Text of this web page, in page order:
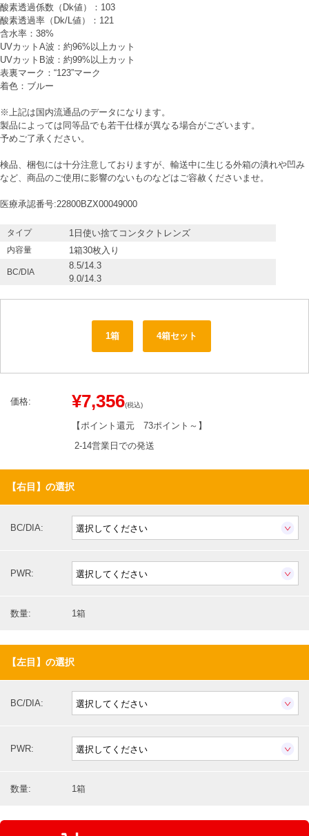
酸素透過係数（Dk値）：103
酸素透過率（Dk/L値）：121
含水率：38%
UVカットA波：約96%以上カット
UVカットB波：約99%以上カット
表裏マーク：“123”マーク
着色：ブルー
※上記は国内流通品のデータになります。
製品によっては同等品でも若干仕様が異なる場合がございます。
予めご了承ください。
検品、梱包には十分注意しておりますが、輸送中に生じる外箱の潰れや凹み
など、商品のご使用に影響のないものなどはご容赦くださいませ。
医療承認番号:22800BZX00049000
タイプ 1日使い捨てコンタクトレンズ
内容量 1箱30枚入り
BC/DIA
8.5/14.3
9.0/14.3
1箱 4箱セット
価格: ¥7,356(税込)
【ポイント還元 73ポイント～ 】
2-14営業日での発送
【右目】の選択
BC/DIA:
PWR:
数量: 1箱
【左目】の選択
BC/DIA:
PWR:
数量: 1箱